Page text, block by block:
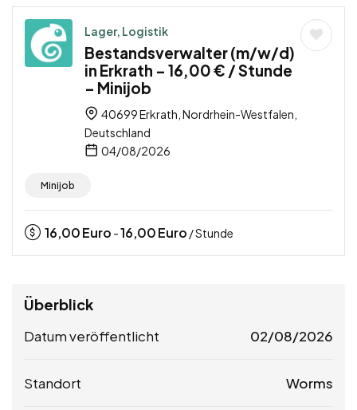
Lager, Logistik
Bestandsverwalter (m/w/d)
in Erkrath – 16,00 € / Stunde
– Minijob
40699 Erkrath, Nordrhein-Westfalen,
Deutschland
04/08/2026
Minijob
16,00Euro -16,00Euro / Stunde
Überblick
Datum veröffentlicht 02/08/2026
Standort Worms